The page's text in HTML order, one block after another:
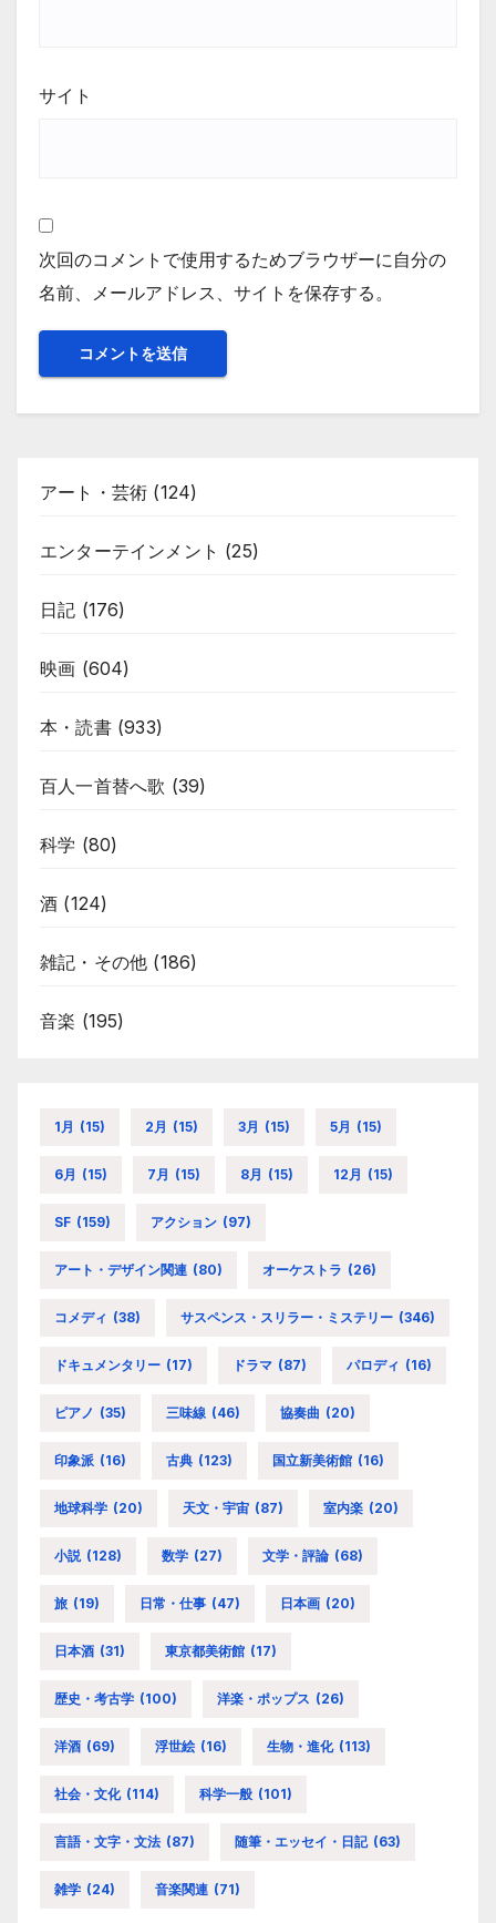
サイト
次回のコメントで使用するためブラウザーに自分の
名前、メールアドレス、サイトを保存する。
アート・芸術 (124)
エンターテインメント (25)
日記 (176)
映画 (604)
本・読書(933)
百人一首替へ歌 (39)
科学 (80)
酒 (124)
雑記・その他 (186)
音楽 (195)
1月 (15) 2月 (15) 3月 (15) 5月 (15)
6月 (15) 7月 (15) 8月 (15) 12月 (15)
SF (159) アクション (97)
アート・デザイン関連 (80) オーケストラ (26)
コメディ (38) サスペンス・スリラー・ミステリー (346)
ドキュメンタリー (17) ドラマ (87) パロディ (16)
ピアノ (35) 三味線 (46) 協奏曲 (20)
印象派 (16) 古典 (123) 国立新美術館 (16)
地球科学 (20) 天文・宇宙 (87) 室内楽 (20)
小説 (128) 数学 (27) 文学・評論 (68)
旅 (19) 日常・仕事 (47) 日本画 (20)
日本酒 (31) 東京都美術館 (17)
歴史・考古学 (100) 洋楽・ポップス (26)
洋酒 (69) 浮世絵 (16) 生物・進化 (113)
社会・文化 (114) 科学一般 (101)
言語・文字・文法 (87) 随筆・エッセイ・日記 (63)
雑学 (24) 音楽関連 (71)